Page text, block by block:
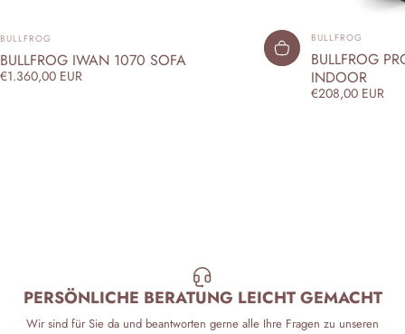
ANBIETER:
BULLFROG
BULLFROG IWAN 1070 SOFA
€1.360,00 EUR
ANBIETER:
BULLFROG
BULLFROG
INDOOR
€208,00 EUR
PERSÖNLICHE BERATUNG LEICHT GEMACHT
Wir sind für Sie da und beantworten gerne alle Ihre Fragen zu unseren